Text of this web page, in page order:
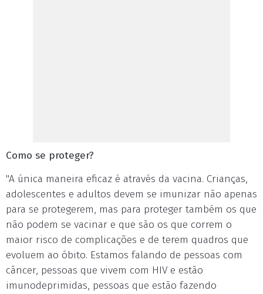
Como se proteger?
"A única maneira eficaz é através da vacina. Crianças,
adolescentes e adultos devem se imunizar não apenas
para se protegerem, mas para proteger também os que
não podem se vacinar e que são os que correm o
maior risco de complicações e de terem quadros que
evoluem ao óbito. Estamos falando de pessoas com
câncer, pessoas que vivem com HIV e estão
imunodeprimidas, pessoas que estão fazendo